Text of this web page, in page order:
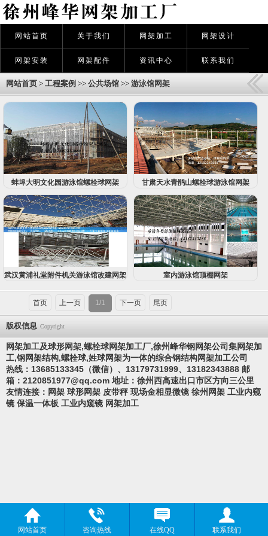
网站首页 关于我们 网架加工 网架设计
网架安装 网架配件 资讯中心 联系我们
网站首页 > 工程案例 >> 公共场馆 >> 游泳馆网架
蚌埠大明文化园游泳馆螺栓球网架 甘肃天水青鹃山螺栓球游泳馆网架
武汉黄浦礼堂附件机关游泳馆改建网架 室内游泳馆顶棚网架
首页 上一页 1/1 下一页 尾页
版权信息 Copyright
网架加工及球形网架,螺栓球网架加工厂,徐州峰华钢网架公司集网架加
工,钢网架结构,螺栓球,姓球网架为一体的综合钢结构网架加工公司
热线：13685133345（微信）、13179731999、13182343888 邮
箱： 2120851977@qq.com 地址：徐州西高速出口市区方向三公里
友情连接： 网架 球形网架 皮带秤 现场金相显微镜 徐州网架 工业内窥
镜 保温一体板 工业内窥镜 网架加工
网站首页 咨询热线 在线QQ 联系我们